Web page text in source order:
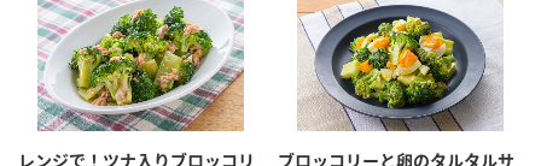
レンジで！ツナ入りブロッコリ
ブロッコリーと卵のタルタルサ